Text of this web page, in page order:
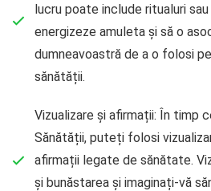
lucru poate include ritualuri
energizeze amuleta și să o
dumneavoastră de a o folosi
sănătății.
Vizualizare și afirmații: În timp
Sănătății, puteți folosi
afirmații legate de sănătate.
și bunăstarea și imaginați-vă